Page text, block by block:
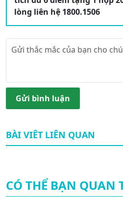
lòng liên hệ 1800.1506
Gửi bình luận
BÀI VIÊT LIÊN QUAN
CÓ THỂ BẠN QUAN